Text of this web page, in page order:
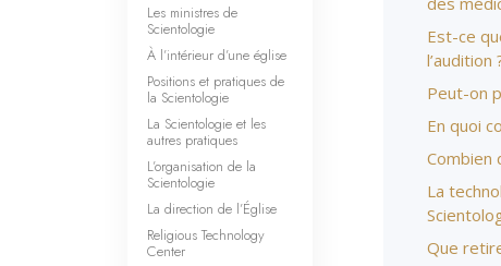
Est-ce
l’audition
Peut-on
En quoi
Combien
La
Que
Les ministres de
Scientologie
À l’intérieur d’une église
Positions et pratiques de
la Scientologie
La Scientologie et les
autres pratiques
L’organisation de la
Scientologie
La direction de l’Église
Religious Technology
Center